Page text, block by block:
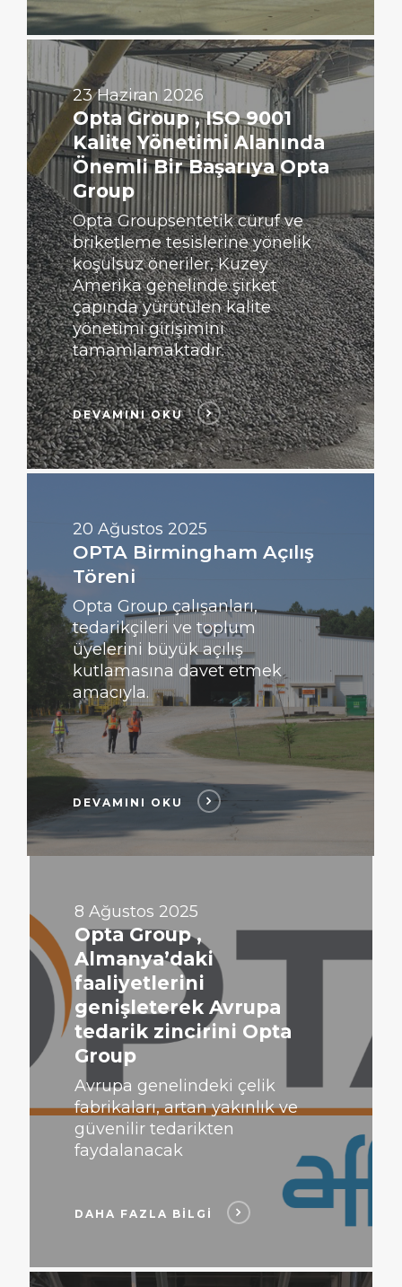
23 Haziran 2026
Opta Group , ISO 9001
Kalite Yönetimi Alanında
Önemli Bir Başarıya Opta
Group
Opta Groupsentetik cüruf ve
briketleme tesislerine yönelik
koşulsuz öneriler, Kuzey
Amerika genelinde şirket
çapında yürütülen kalite
yönetimi girişimini
tamamlamaktadır.
DEVAMINI OKU
Devamını
Oku
20 Ağustos 2025
OPTA Birmingham Açılış
Töreni
Opta Group çalışanları,
tedarikçileri ve toplum
üyelerini büyük açılış
kutlamasına davet etmek
amacıyla.
DEVAMINI OKU
8 Ağustos 2025
Opta Group ,
Almanya’daki
faaliyetlerini
genişleterek Avrupa
tedarik zincirini Opta
Group
Avrupa genelindeki çelik
fabrikaları, artan yakınlık ve
güvenilir tedarikten
faydalanacak
DAHA FAZLA BİLGİ
BİLGİ
DAHA